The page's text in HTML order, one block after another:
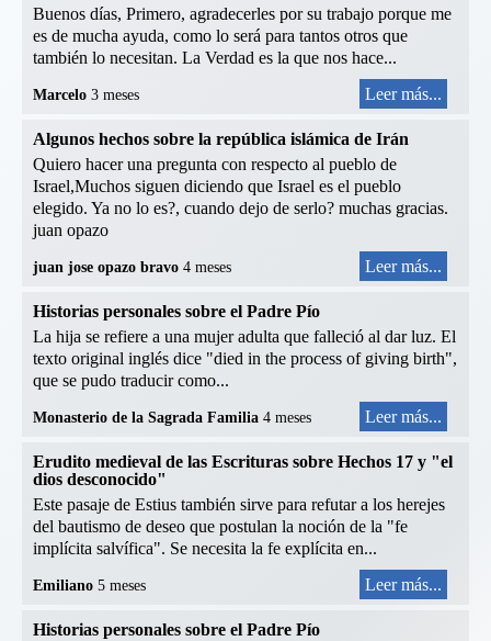
Buenos días, Primero, agradecerles por su trabajo porque me
es de mucha ayuda, como lo será para tantos otros que
también lo necesitan. La Verdad es la que nos hace...
Marcelo 3 meses Leer más...
Algunos hechos sobre la república islámica de Irán
Quiero hacer una pregunta con respecto al pueblo de
Israel,Muchos siguen diciendo que Israel es el pueblo
elegido. Ya no lo es?, cuando dejo de serlo? muchas gracias.
juan opazo
juan jose opazo bravo 4 meses Leer más...
Historias personales sobre el Padre Pío
La hija se refiere a una mujer adulta que falleció al dar luz. El
texto original inglés dice "died in the process of giving birth",
que se pudo traducir como...
Monasterio de la Sagrada Familia 4 meses Leer más...
Erudito medieval de las Escrituras sobre Hechos 17 y "el
dios desconocido"
Este pasaje de Estius también sirve para refutar a los herejes
del bautismo de deseo que postulan la noción de la "fe
implícita salvífica". Se necesita la fe explícita en...
Emiliano 5 meses Leer más...
Historias personales sobre el Padre Pío